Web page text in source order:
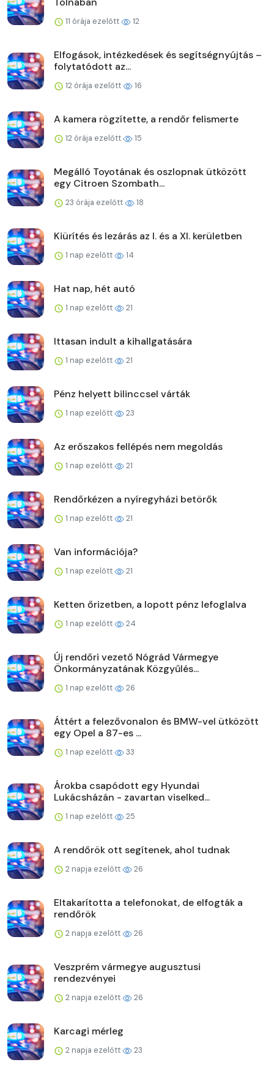
11 órája ezelőtt 12
Elfogások, intézkedések és segítségnyújtás –
folytatódott az...
12 órája ezelőtt 16
A kamera rögzítette, a rendőr felismerte
12 órája ezelőtt 15
Megálló Toyotának és oszlopnak ütközött
egy Citroen Szombath...
23 órája ezelőtt 18
Kiürítés és lezárás az I. és a XI. kerületben
1 nap ezelőtt 14
Hat nap, hét autó
1 nap ezelőtt 21
Ittasan indult a kihallgatására
1 nap ezelőtt 21
Pénz helyett bilinccsel várták
1 nap ezelőtt 23
Az erőszakos fellépés nem megoldás
1 nap ezelőtt 21
Rendőrkézen a nyíregyházi betörők
1 nap ezelőtt 21
Van információja?
1 nap ezelőtt 21
Ketten őrizetben, a lopott pénz lefoglalva
1 nap ezelőtt 24
Új rendőri vezető Nógrád Vármegye
Önkormányzatának Közgyűlés...
1 nap ezelőtt 26
Áttért a felezővonalon és BMW-vel ütközött
egy Opel a 87-es ...
1 nap ezelőtt 33
Árokba csapódott egy Hyundai
Lukácsházán - zavartan viselked...
1 nap ezelőtt 25
A rendőrök ott segítenek, ahol tudnak
2 napja ezelőtt 26
Eltakarította a telefonokat, de elfogták a
rendőrök
2 napja ezelőtt 26
Veszprém vármegye augusztusi
rendezvényei
2 napja ezelőtt 26
Karcagi mérleg
2 napja ezelőtt 23